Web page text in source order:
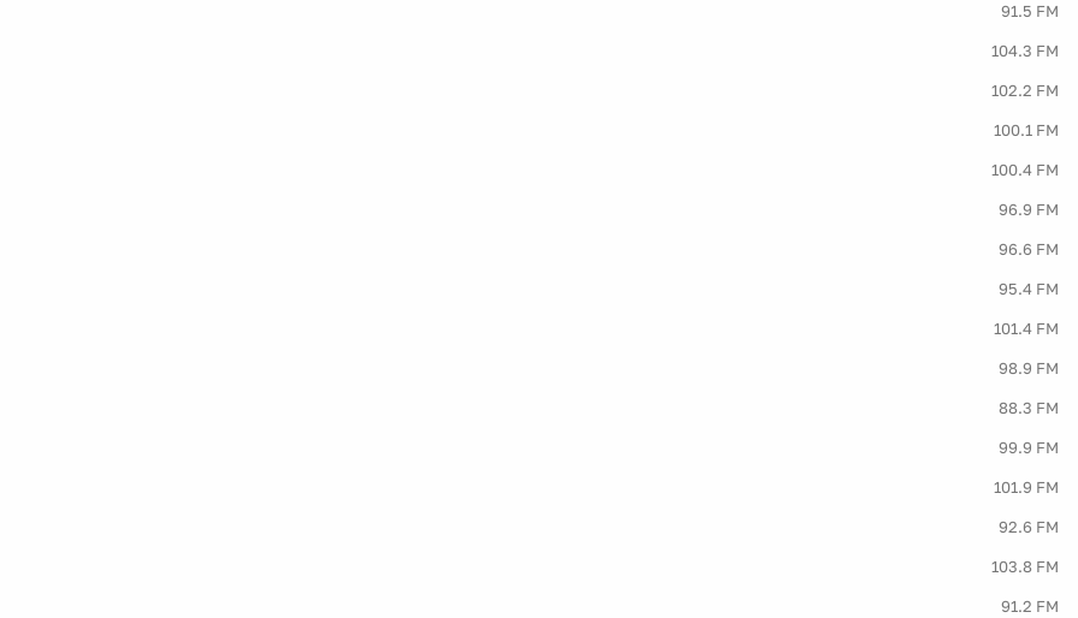
91.5 FM
104.3 FM
102.2 FM
100.1 FM
100.4 FM
96.9 FM
96.6 FM
95.4 FM
101.4 FM
98.9 FM
88.3 FM
99.9 FM
101.9 FM
92.6 FM
103.8 FM
91.2 FM